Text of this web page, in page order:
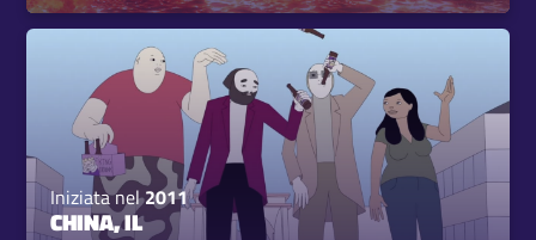
Iniziata nel2011
CHINA, IL